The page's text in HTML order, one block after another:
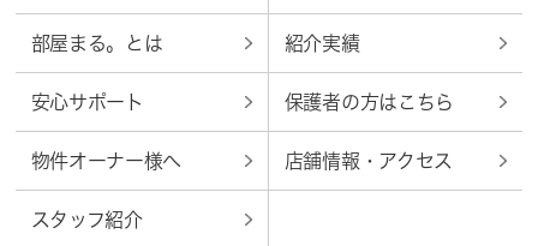
部屋まる。とは 紹介実績
安心サポート 保護者の方はこちら
物件オーナー様へ 店舗情報・アクセス
スタッフ紹介